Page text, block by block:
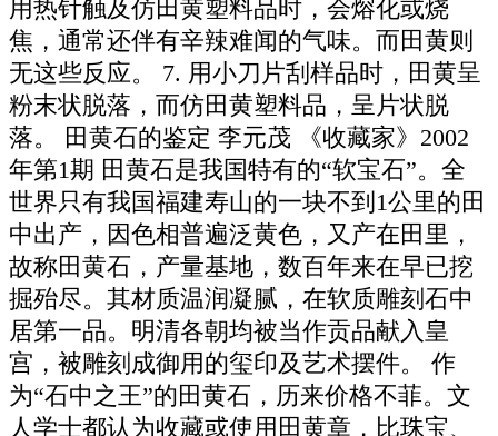
用热针触及仿田黄塑料品时，会熔化或烧
焦，通常还伴有辛辣难闻的气味。而田黄则
无这些反应。 7. 用小刀片刮样品时，田黄呈
粉末状脱落，而仿田黄塑料品，呈片状脱
落。 田黄石的鉴定 李元茂 《收藏家》2002
年第1期 田黄石是我国特有的“软宝石”。全
世界只有我国福建寿山的一块不到1公里的田
中出产，因色相普遍泛黄色，又产在田里，
故称田黄石，产量基地，数百年来在早已挖
掘殆尽。其材质温润凝腻，在软质雕刻石中
居第一品。明清各朝均被当作贡品献入皇
宫，被雕刻成御用的玺印及艺术摆件。 作
为“石中之王”的田黄石，历来价格不菲。文
人学士都认为收藏或使用田黄章，比珠宝、